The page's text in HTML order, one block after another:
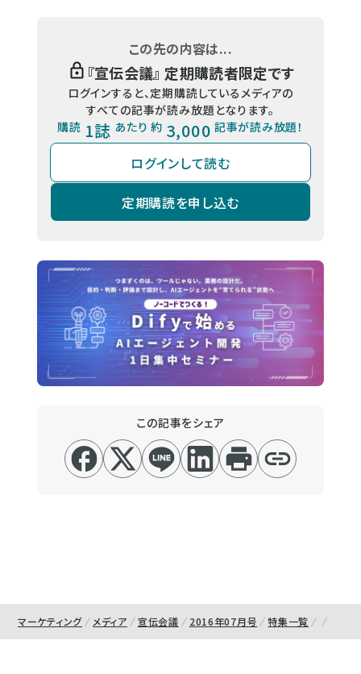
この先の内容は...
『宣伝会議』 定期購読者限定です
ログインすると、定期購読しているメディアの
すべての記事が読み放題となります。
購読 1誌 あたり 約 3,000 記事が読み放題！
ログインして読む
定期購読を申し込む
この記事をシェア
マーケティング メディア 宣伝会議 2016年07月号 特集一覧